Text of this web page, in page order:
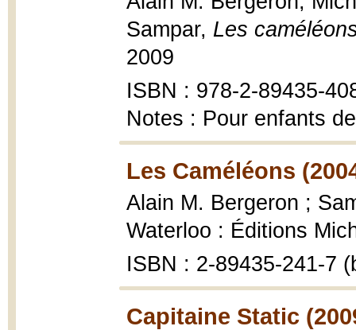
Sampar, Les
2009
ISBN : 978-2-89435-
Notes : Pour enfants
Les Caméléons
Alain M. Bergeron ;
Waterloo : Éditions
ISBN : 2-89435-241-7
Capitaine Static